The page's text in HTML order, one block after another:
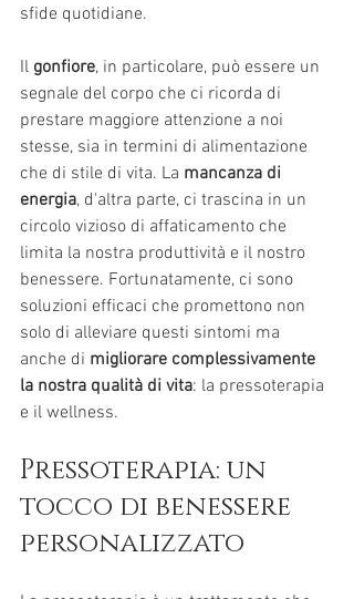
sfide quotidiane.
Il gonfiore, in particolare, può essere un
segnale del corpo che ci ricorda di
prestare maggiore attenzione a noi
stesse, sia in termini di alimentazione
che di stile di vita. La mancanza di
energia, d'altra parte, ci trascina in un
circolo vizioso di affaticamento che
limita la nostra produttività e il nostro
benessere. Fortunatamente, ci sono
soluzioni efficaci che promettono non
solo di alleviare questi sintomi ma
anche di migliorare complessivamente
la nostra qualità di vita: la pressoterapia
e il wellness.
Pressoterapia: un
tocco di benessere
personalizzato